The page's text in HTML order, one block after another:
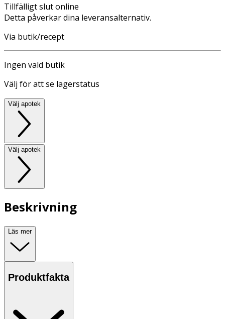
Tillfälligt slut online
Detta påverkar dina leveransalternativ.
Via butik/recept
Ingen vald butik
Välj för att se lagerstatus
Välj apotek
Välj apotek
Beskrivning
Läs mer
Produktfakta